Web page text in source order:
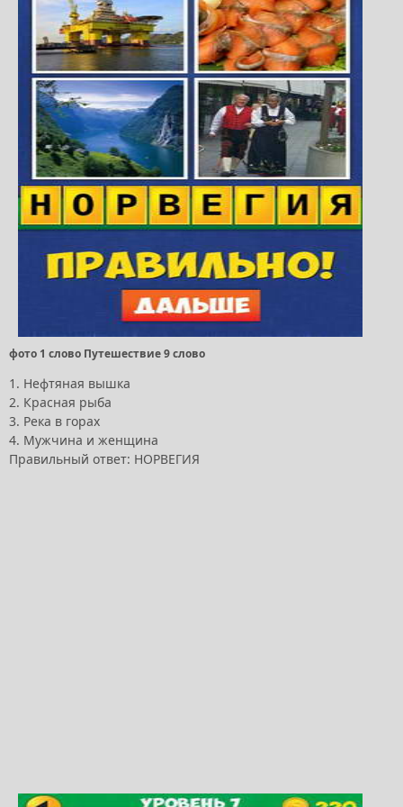
фото 1 слово Путешествие 9 слово
1. Нефтяная вышка
2. Красная рыба
3. Река в горах
4. Мужчина и женщина
Правильный ответ: НОРВЕГИЯ